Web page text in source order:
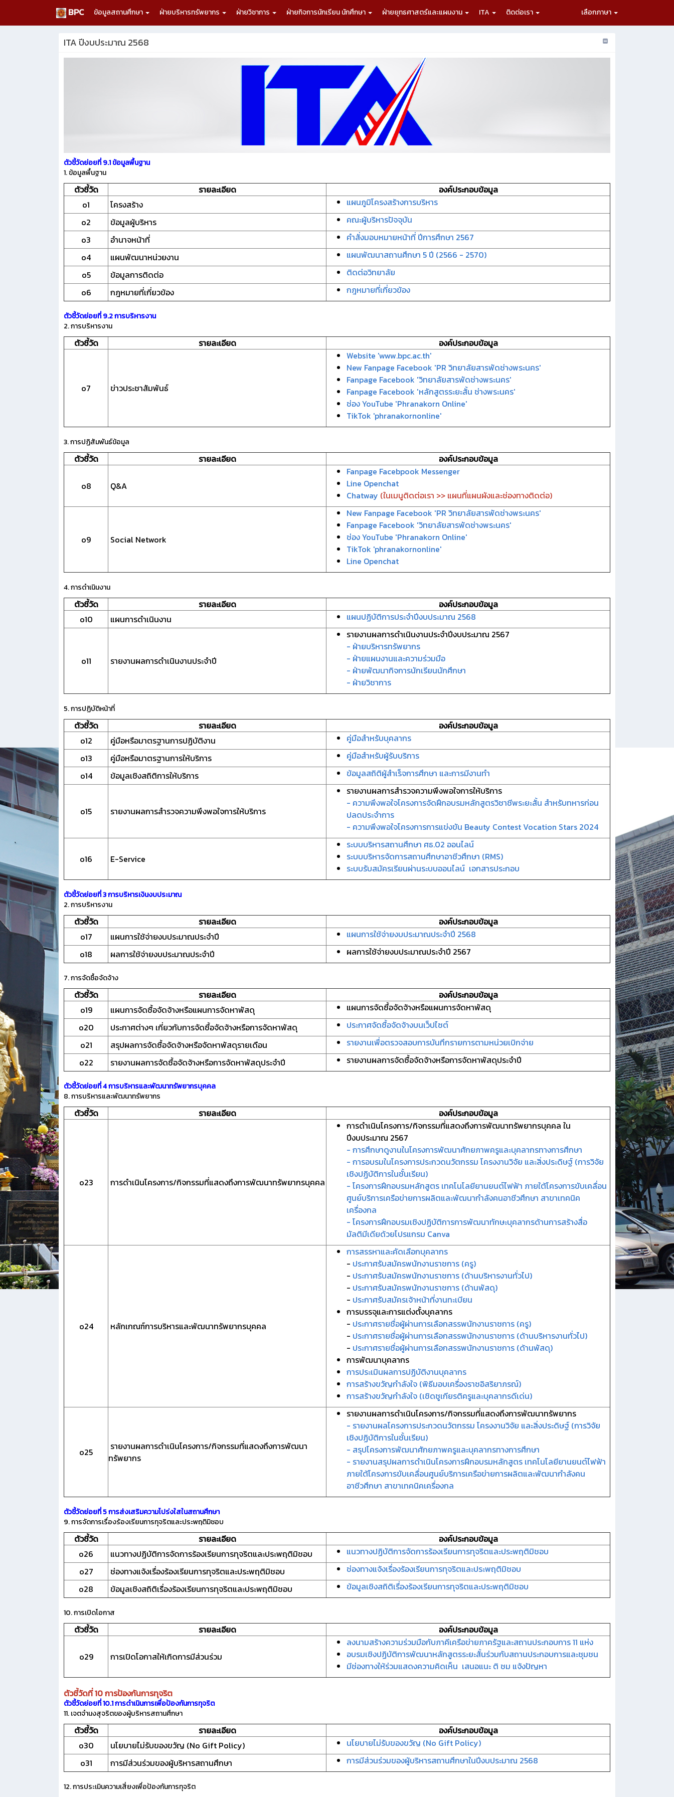
BPC ข้อมูลสถานศึกษา ฝ่ายบริหารทรัพยากร ฝ่ายวิชาการ ฝ่ายกิจการนักเรียน นักศึกษา ฝ่ายยุทธศาสตร์และแผนงาน ITA ติดต่อเรา เลือกภาษา
ITA ปีงบประมาณ 2568
ตัวชี้วัดย่อยที่ 9.1 ข้อมูลพื้นฐาน
1. ข้อมูลพื้นฐาน
ตัวชี้วัด รายละเอียด
องค์ประกอบข้อมูล
o1
โครงสร้าง
แผนภูมิโครงสร้างการบริหาร
o2
ข้อมูลผู้บริหาร
คณะผู้บริหารปัจจุบัน
o3
อำนาจหน้าที่
คำสั่งมอบหมายหน้าที่ ปีการศึกษา 2567
o4
แผนพัฒนาหน่วยงาน
แผนพัฒนาสถานศึกษา 5 ปี (2566 - 2570)
o5
ข้อมูลการติดต่อ
ติดต่อวิทยาลัย
o6
กฎหมายที่เกี่ยวข้อง กฎหมายที่เกี่ยวข้อง
ตัวชี้วัดย่อยที่ 9.2 การบริหารงาน
2. การบริหารงาน
ตัวชี้วัด รายละเอียด องค์ประกอบข้อมูล
o7 ข่าวประชาสัมพันธ์
Website 'www.bpc.ac.th'
New Fanpage Facebook 'PR วิทยาลัยสารพัดช่างพระนคร'
Fanpage Facebook 'วิทยาลัยสารพัดช่างพระนคร'
Fanpage Facebook 'หลักสูตรระยะสั้น ช่างพระนคร'
ช่อง YouTube 'Phranakorn Online'
TikTok 'phranakornonline'
3. การปฏิสัมพันธ์ข้อมูล
ตัวชี้วัด รายละเอียด องค์ประกอบข้อมูล
o8 Q&A
Fanpage Facebpook Messenger
Line Openchat
Chatway (ในเมนูติดต่อเรา >> แผนที่แผนผังและช่องทางติดต่อ)
o9 Social Network
New Fanpage Facebook 'PR วิทยาลัยสารพัดช่างพระนคร'
Fanpage Facebook 'วิทยาลัยสารพัดช่างพระนคร'
ช่อง YouTube 'Phranakorn Online'
TikTok 'phranakornonline'
Line Openchat
4. การดำเนินงาน
ตัวชี้วัด รายละเอียด
องค์ประกอบข้อมูล
o10
แผนการดำเนินงาน แผนปฏิบัติการประจำปีงบประมาณ 2568
o11 รายงานผลการดำเนินงานประจำปี
รายงานผลการดำเนินงานประจำปีงบประมาณ 2567
- ฝ่ายบริหารทรัพยากร
- ฝ่ายแผนงานและความร่วมมือ
- ฝ่ายพัฒนากิจการนักเรียนนักศึกษา
- ฝ่ายวิชาการ
5. การปฏิบัติหน้าที่
ตัวชี้วัด รายละเอียด
องค์ประกอบข้อมูล
o12
คู่มือหรือมาตรฐานการปฏิบัติงาน
คู่มือสำหรับบุคลากร
o13
คู่มือหรือมาตรฐานการให้บริการ
คู่มือสำหรับผู้รับบริการ
o14
ข้อมูลเชิงสถิติการให้บริการ ข้อมูลสถิติผู้สำเร็จการศึกษา และการมีงานทำ
o15 รายงานผลการสำรวจความพึงพอใจการให้บริการ
รายงานผลการสำรวจความพึงพอใจการให้บริการ
- ความพึงพอใจโครงการจัดฝึกอบรมหลักสูตรวิชาชีพระยะสั้น สำหรับทหารก่อน
ปลดประจำการ
- ความพึงพอใจโครงการการแข่งขัน Beauty Contest Vocation Stars 2024
o16 E-Service
ระบบบริหารสถานศึกษา ศธ.02 ออนไลน์
ระบบบริหารจัดการสถานศึกษาอาชีวศึกษา (RMS)
ระบบรับสมัครเรียนผ่านระบบออนไลน์ เอกสารประกอบ
ตัวชี้วัดย่อยที่ 3 การบริหารเงินงบประมาณ
2. การบริหารงาน
ตัวชี้วัด รายละเอียด
องค์ประกอบข้อมูล
o17
แผนการใช้จ่ายงบประมาณประจำปี
แผนการใช้จ่ายงบประมาณประจำปี 2568
o18
ผลการใช้จ่ายงบประมาณประจำปี ผลการใช้จ่ายงบประมาณประจำปี 2567
7. การจัดซื้อจัดจ้าง
ตัวชี้วัด รายละเอียด
องค์ประกอบข้อมูล
o19
แผนการจัดซื้อจัดจ้างหรือแผนการจัดหาพัสดุ
แผนการจัดซื้อจัดจ้างหรือแผนการจัดหาพัสดุ
o20
ประกาศต่างๆ เกี่ยวกับการจัดซื้อจัดจ้างหรือการจัดหาพัสดุ
ประกาศจัดซื้อจัดจ้างบนเว็ปไซต์
o21
สรุปผลการจัดซื้อจัดจ้างหรือจัดหาพัสดุรายเดือน
รายงานเพื่อตรวจสอบการบันทึกรายการตามหน่วยเบิกจ่าย
o22
รายงานผลการจัดซื้อจัดจ้างหรือการจัดหาพัสดุประจำปี รายงานผลการจัดซื้อจัดจ้างหรือการจัดหาพัสดุประจำปี
ตัวชี้วัดย่อยที่ 4 การบริหารและพัฒนาทรัพยากรบุคคล
8. การบริหารและพัฒนาทรัพยากร
ตัวชี้วัด รายละเอียด องค์ประกอบข้อมูล
o23 การดำเนินโครงการ/กิจกรรมที่แสดงถึงการพัฒนาทรัพยากรบุคคล
การดำเนินโครงการ/กิจกรรมที่แสดงถึงการพัฒนาทรัพยากรบุคคล ใน
ปีงบประมาณ 2567
- การศึกษาดูงานในโครงการพัฒนาศักยภาพครูและบุคลากรทางการศึกษา
- การอบรมในโครงการประกวดนวัตกรรม โครงงานวิจัย และสิ่งประดิษฐ์ (การวิจัย
เชิงปฏิบัติการในชั้นเรียน)
- โครงการฝึกอบรมหลักสูตร เทคโนโลยียานยนต์ไฟฟ้า ภายใต้โครงการขับเคลื่อน
ศูนย์บริการเครือข่ายการผลิตและพัฒนากำลังคนอาชีวศึกษา สาขาเทคนิค
เครื่องกล
- โครงการฝึกอบรมเชิงปฏิบัติการการพัฒนาทักษะบุคลากรด้านการสร้างสื่อ
มัลติมีเดียด้วยโปรแกรม Canva
o24 หลักเกณฑ์การบริหารและพัฒนาทรัพยากรบุคคล
การสรรหาและคัดเลือกบุคลากร
- ประกาศรับสมัครพนักงานราชการ (ครู)
- ประกาศรับสมัครพนักงานราชการ (ด้านบริหารงานทั่วไป)
- ประกาศรับสมัครพนักงานราชการ (ด้านพัสดุ)
- ประกาศรับสมัครเจ้าหน้าที่งานทะเบียน
การบรรจุและการแต่งตั้งบุคลากร
- ประกาศรายชื่อผู้ผ่านการเลือกสรรพนักงานราชการ (ครู)
- ประกาศรายชื่อผู้ผ่านการเลือกสรรพนักงานราชการ (ด้านบริหารงานทั่วไป)
- ประกาศรายชื่อผู้ผ่านการเลือกสรรพนักงานราชการ (ด้านพัสดุ)
การพัฒนาบุคลากร
การประเมินผลการปฏิบัติงานบุคลากร
การสร้างขวัญกำลังใจ (พิธีมอบเครื่องราชอิสริยาภรณ์)
การสร้างขวัญกำลังใจ (เชิดชูเกียรติครูและบุคลากรดีเด่น)
o25
รายงานผลการดำเนินโครงการ/กิจกรรมที่แสดงถึงการพัฒนา
ทรัพยากร
รายงานผลการดำเนินโครงการ/กิจกรรมที่แสดงถึงการพัฒนาทรัพยากร
- รายงานผลโครงการประกวดนวัตกรรม โครงงานวิจัย และสิ่งประดิษฐ์ (การวิจัย
เชิงปฏิบัติการในชั้นเรียน)
- สรุปโครงการพัฒนาศักยภาพครูและบุคลากรทางการศึกษา
- รายงานสรุปผลการดำเนินโครงการฝึกอบรมหลักสูตร เทคโนโลยียานยนต์ไฟฟ้า
ภายใต้โครงการขับเคลื่อนศูนย์บริการเครือข่ายการผลิตและพัฒนากำลังคน
อาชีวศึกษา สาขาเทคนิคเครื่องกล
ตัวชี้วัดย่อยที่ 5 การส่งเสริมความโปร่งใสในสถานศึกษา
9. การจัดการเรื่องร้องเรียนการทุจริตและประพฤติมิชอบ
ตัวชี้วัด รายละเอียด
องค์ประกอบข้อมูล
o26
แนวทางปฏิบัติการจัดการร้องเรียนการทุจริตและประพฤติมิชอบ
แนวทางปฏิบัติการจัดการร้องเรียนการทุจริตและประพฤติมิชอบ
o27
ช่องทางแจ้งเรื่องร้องเรียนการทุจริตและประพฤติมิชอบ
ช่องทางแจ้งเรื่องร้องเรียนการทุจริตและประพฤติมิชอบ
o28
ข้อมูลเชิงสถิติเรื่องร้องเรียนการทุจริตและประพฤติมิชอบ ข้อมูลเชิงสถิติเรื่องร้องเรียนการทุจริตและประพฤติมิชอบ
10. การเปิดโอกาส
ตัวชี้วัด รายละเอียด องค์ประกอบข้อมูล
o29 การเปิดโอกาสให้เกิดการมีส่วนร่วม
ลงนามสร้างความร่วมมือกับภาคีเครือข่ายภาครัฐและสถานประกอบการ 11 แห่ง
อบรมเชิงปฏิบัติการพัฒนาหลักสูตรระยะสั้นร่วมกับสถานประกอบการและชุมชน
มีช่องทางให้ร่วมแสดงความคิดเห็น เสนอแนะ ติ ชม แจ้งปัญหา
ตัวชี้วัดที่ 10 การป้องกันการทุจริต
ตัวชี้วัดย่อยที่ 10.1 การดำเนินการเพื่อป้องกันการทุจริต
11. เจตจำนงสุจริตของผู้บริหารสถานศึกษา
ตัวชี้วัด รายละเอียด
องค์ประกอบข้อมูล
o30
นโยบายไม่รับของขวัญ (No Gift Policy)
นโยบายไม่รับของขวัญ (No Gift Policy)
o31
การมีส่วนร่วมของผู้บริหารสถานศึกษา การมีส่วนร่วมของผู้บริหารสถานศึกษาในปีงบประมาณ 2568
12. การประเมินความเสี่ยงเพื่อป้องกันการทุจริต